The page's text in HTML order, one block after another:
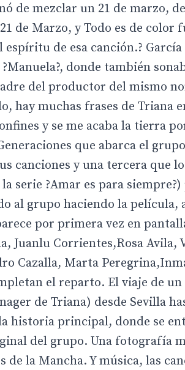
de mezclar un 21 de marzo,
de Marzo, y Todo es de
de esa canción.?
donde también
del productor del mismo
hay muchas frases de Triana
y se me acaba la tierra
que abarca el
canciones y una tercera que
serie ?Amar es para
al grupo haciendo la película,
por primera vez en
Juanlu Corrientes,Rosa
Cazalla, Marta
el reparto. El viaje de
de Triana) desde Sevilla
historia principal, donde se
del grupo. Una fotografía
de la Mancha. Y música, las